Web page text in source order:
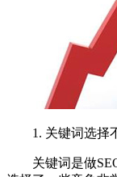
1. 关键词选择
关键词是做SEO